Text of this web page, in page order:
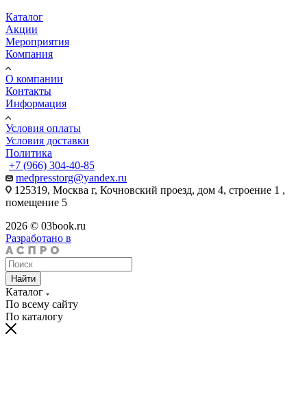
Каталог
Акции
Мероприятия
Компания
О компании
Контакты
Информация
Условия оплаты
Условия доставки
Политика
+7 (966) 304-40-85
medpresstorg@yandex.ru
125319, Москва г, Кочновский проезд, дом 4, строение 1 ,
помещение 5
2026 © 03book.ru
Разработано в
Найти
Каталог
По всему сайту
По каталогу